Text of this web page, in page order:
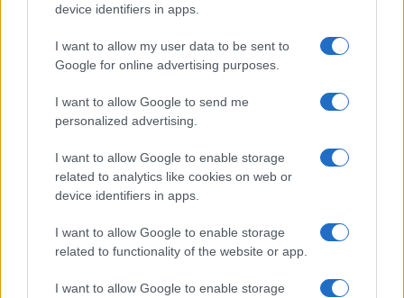
device identifiers in apps.
I want to allow my user data to be sent to
Google for online advertising purposes.
I want to allow Google to send me
personalized advertising.
I want to allow Google to enable storage
related to analytics like cookies on web or
device identifiers in apps.
I want to allow Google to enable storage
related to functionality of the website or app.
I want to allow Google to enable storage
ICA Milano presenta mostre, concerti e letture per
Matteo Pellegrino · 6 Ago 2026
NEWS E ATTUALITÀ